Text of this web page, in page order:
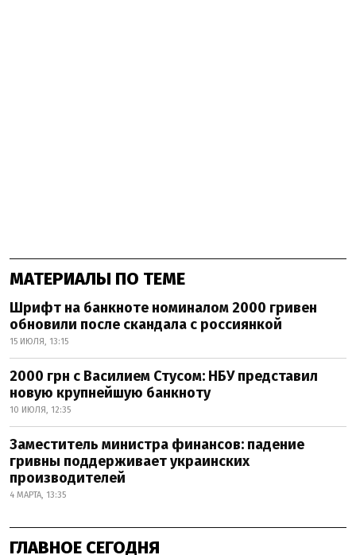
МАТЕРИАЛЫ ПО ТЕМЕ
Шрифт на банкноте номиналом 2000 гривен
обновили после скандала с россиянкой
15 ИЮЛЯ, 13:15
2000 грн с Василием Стусом: НБУ представил
новую крупнейшую банкноту
10 ИЮЛЯ, 12:35
Заместитель министра финансов: падение
гривны поддерживает украинских
производителей
4 МАРТА, 13:35
ГЛАВНОЕ СЕГОДНЯ